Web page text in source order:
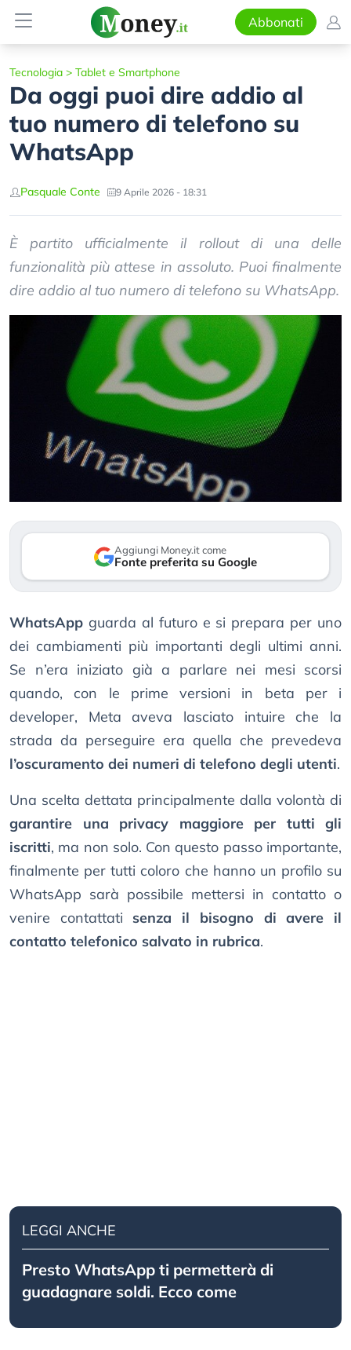
Abbonati
Tecnologia > Tablet e Smartphone
Da oggi puoi dire addio al
tuo numero di telefono su
WhatsApp
Pasquale Conte 9 Aprile 2026 - 18:31
È partito ufficialmente il rollout di una delle
funzionalità più attese in assoluto. Puoi finalmente
dire addio al tuo numero di telefono su WhatsApp.
Aggiungi Money.it come
Fonte preferita su Google
WhatsApp guarda al futuro e si prepara per uno
dei cambiamenti più importanti degli ultimi anni.
Se n’era iniziato già a parlare nei mesi scorsi
quando, con le prime versioni in beta per i
developer, Meta aveva lasciato intuire che la
strada da perseguire era quella che prevedeva
l’oscuramento dei numeri di telefono degli utenti.
Una scelta dettata principalmente dalla volontà di
garantire una privacy maggiore per tutti gli
iscritti, ma non solo. Con questo passo importante,
finalmente per tutti coloro che hanno un profilo su
WhatsApp sarà possibile mettersi in contatto o
venire contattati senza il bisogno di avere il
contatto telefonico salvato in rubrica.
LEGGI ANCHE
Presto WhatsApp ti permetterà di
guadagnare soldi. Ecco come